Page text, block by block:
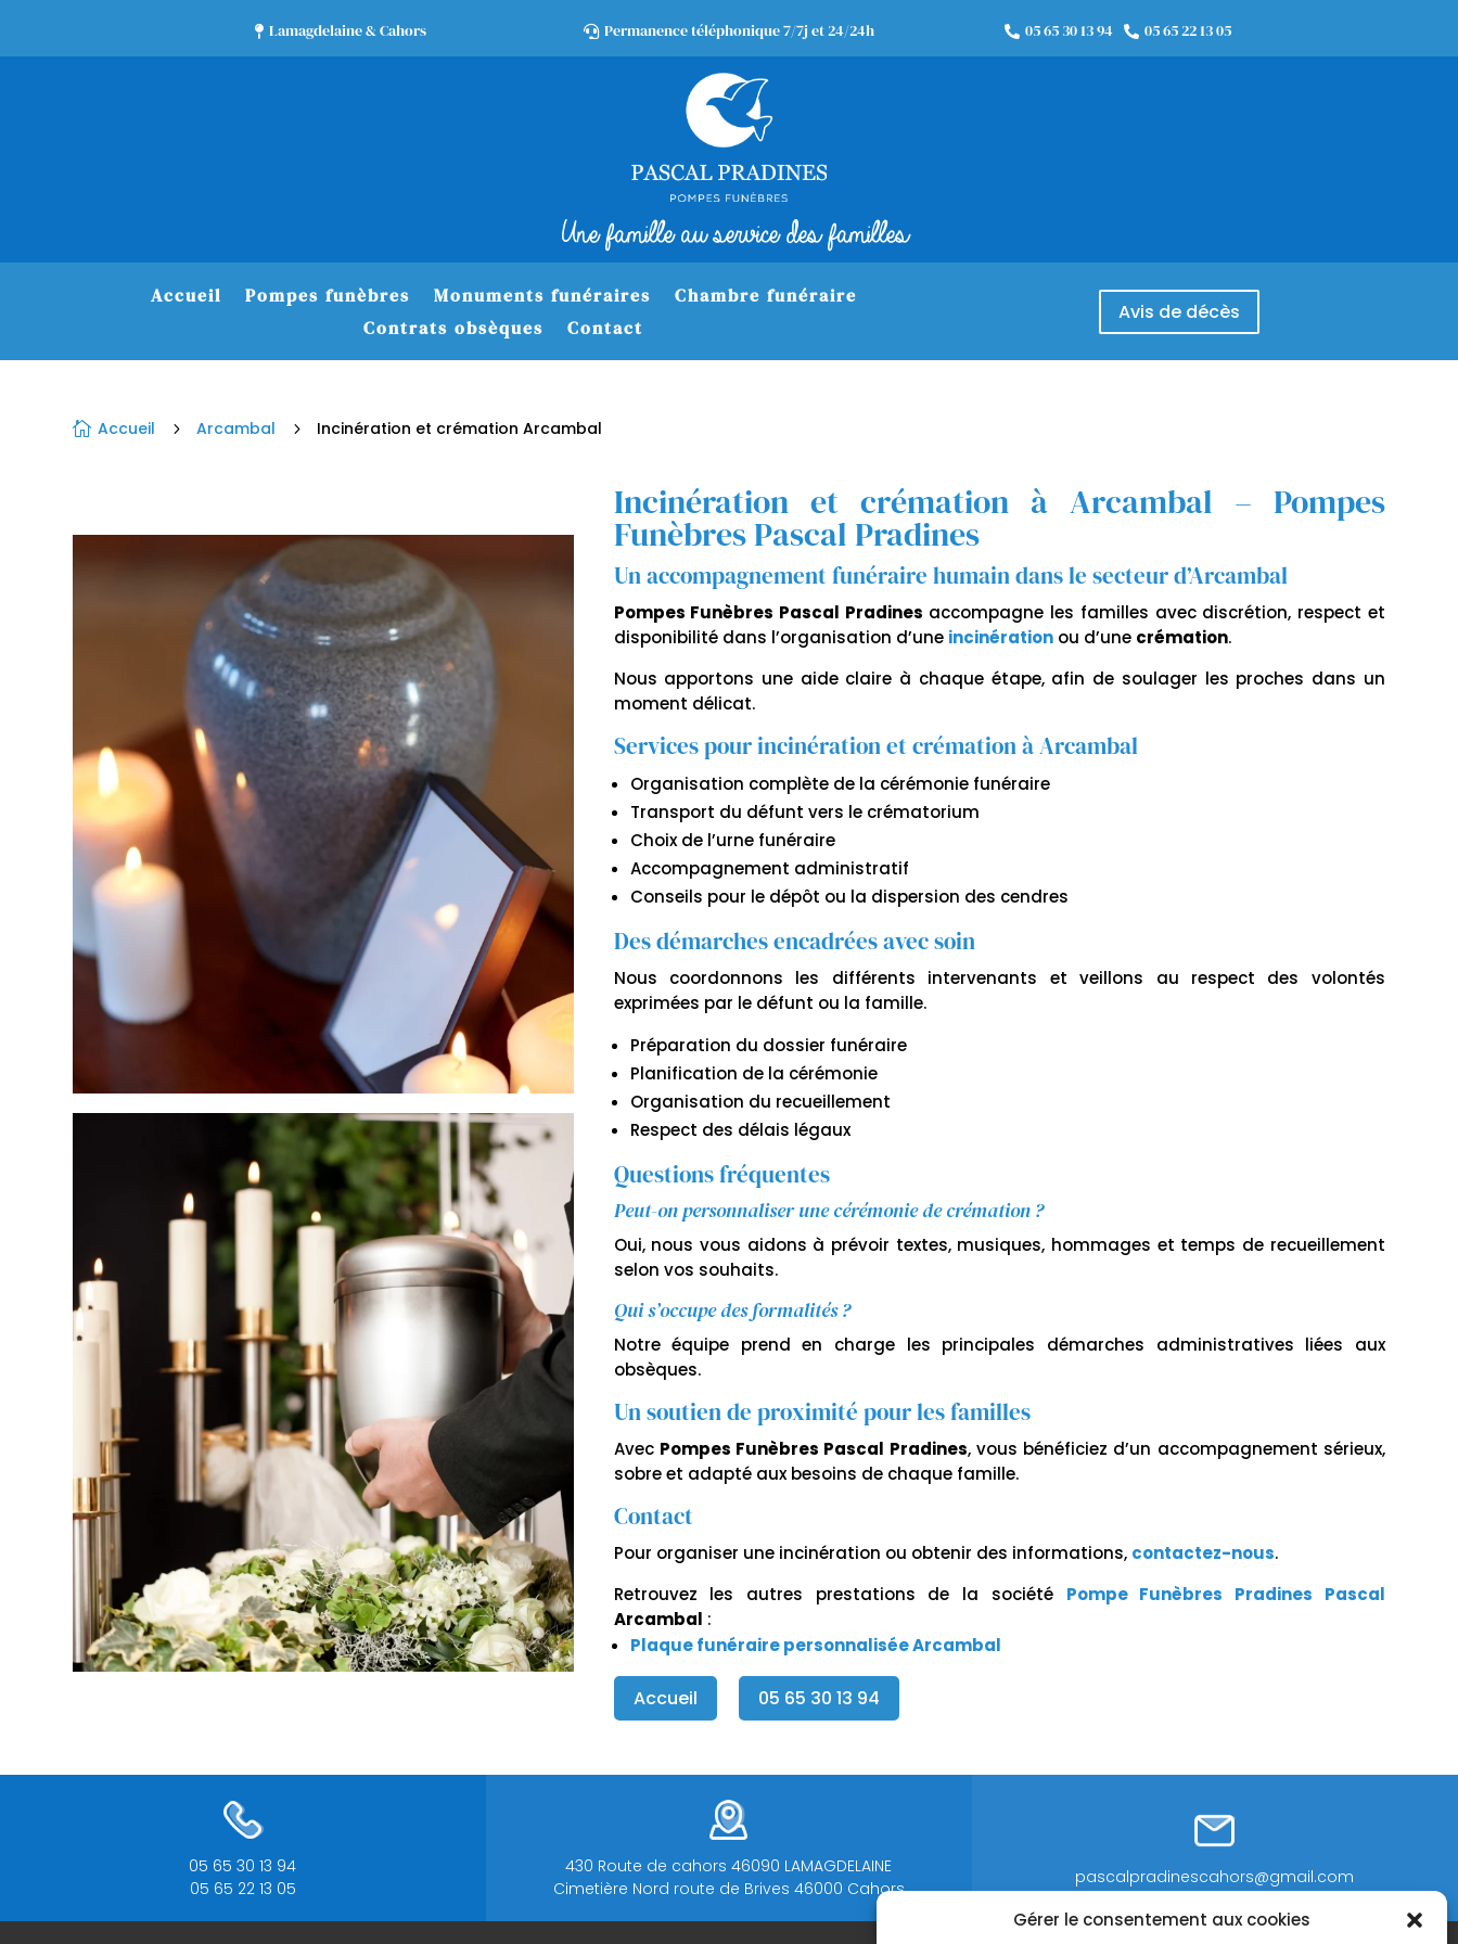
Gérer le consentement aux cookies
 Lamagdelaine & Cahors  Permanence téléphonique 7/7j et 24/24h  05 65 30 13 94  05 65 22 13 05
Une famille au service des familles
Accueil Pompes funèbres Monuments funéraires
Chambre funéraire
Contrats obsèques
Contact
Avis de décès
 Accueil 5 Arcambal 5 Incinération et crémation Arcambal
Incinération et crémation à Arcambal – Pompes
Funèbres Pascal Pradines
Un accompagnement funéraire humain dans le secteur d’Arcambal
Pompes Funèbres Pascal Pradines accompagne les familles avec discrétion, respect et
disponibilité dans l’organisation d’une incinérationou d’une crémation.
Nous apportons une aide claire à chaque étape, afin de soulager les proches dans un
moment délicat.
Services pour incinération et crémation à Arcambal
Organisation complète de la cérémonie funéraire
Transport du défunt vers le crématorium
Choix de l’urne funéraire
Accompagnement administratif
Conseils pour le dépôt ou la dispersion des cendres
Des démarches encadrées avec soin
Nous coordonnons les différents intervenants et veillons au respect des volontés
exprimées par le défunt ou la famille.
Préparation du dossier funéraire
Planification de la cérémonie
Organisation du recueillement
Respect des délais légaux
Questions fréquentes
Peut-on personnaliser une cérémonie de crémation ?
Oui, nous vous aidons à prévoir textes, musiques, hommages et temps de recueillement
selon vos souhaits.
Qui s’occupe des formalités ?
Notre équipe prend en charge les principales démarches administratives liées aux
obsèques.
Un soutien de proximité pour les familles
Avec Pompes Funèbres Pascal Pradines, vous bénéficiez d’un accompagnement sérieux,
sobre et adapté aux besoins de chaque famille.
Contact
Pour organiser une incinération ou obtenir des informations, contactez-nous.
Retrouvez les autres prestations de la société Pompe Funèbres Pradines Pascal
Arcambal :
Plaque funéraire personnalisée Arcambal
Accueil 05 65 30 13 94
05 65 30 13 94
05 65 22 13 05
430 Route de cahors 46090 LAMAGDELAINE
Cimetière Nord route de Brives 46000 Cahors
pascalpradinescahors@gmail.com